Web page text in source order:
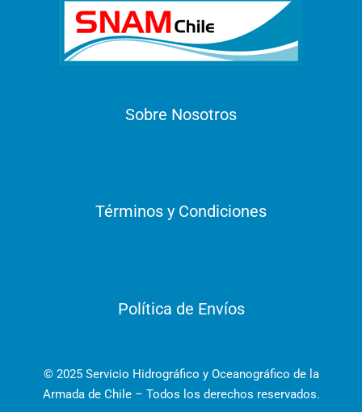
Sobre Nosotros
Términos y Condiciones
Política de Envíos
© 2025 Servicio Hidrográfico y Oceanográfico de la
Armada de Chile – Todos los derechos reservados.